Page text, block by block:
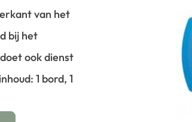
van het
bij het
ook dienst
1 bord, 1